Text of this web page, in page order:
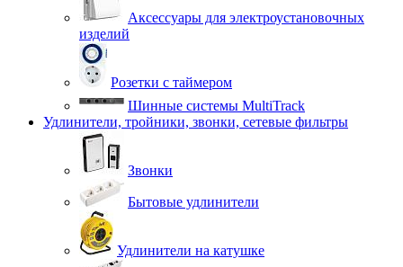
Аксессуары для электроустановочных
изделий
Розетки с таймером
Шинные системы MultiTrack
Удлинители, тройники, звонки, сетевые фильтры
Звонки
Бытовые удлинители
Удлинители на катушке